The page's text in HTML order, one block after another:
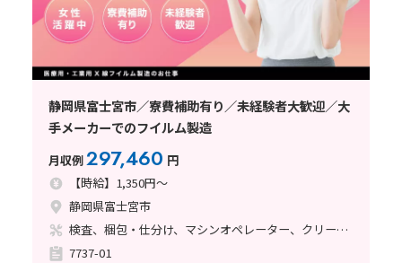
静岡県富士宮市／寮費補助有り／未経験者大歓迎／大
手メーカーでのフイルム製造
月収例297,460 円
【時給】1,350円～
静岡県富士宮市
検査、梱包・仕分け、マシンオペレーター、クリーンルーム、清掃・洗浄、座り作業、立ち作業
7737-01